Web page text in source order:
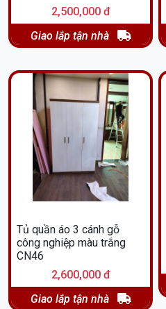
2,500,000 đ
Giao lắp tận nhà
Tủ quần áo 3 cánh gỗ
công nghiệp màu trắng
CN46
2,600,000 đ
Giao lắp tận nhà